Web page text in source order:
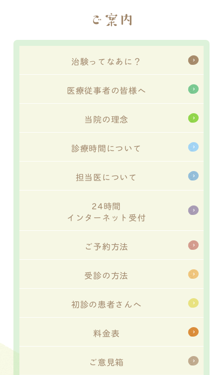
ご案内
治験ってなあに？
医療従事者の皆様へ
当院の理念
診療時間について
担当医について
24時間
インターネット受付
ご予約方法
受診の方法
初診の患者さんへ
料金表
ご意見箱